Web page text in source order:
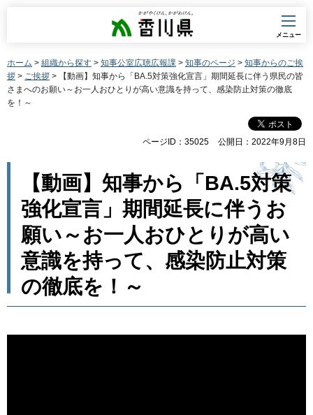
香川県
メニュー
ホーム > 組織から探す > 知事公室広聴広報課 > 知事のページ > 知事からのご挨
拶 > ご挨拶 > 【動画】知事から「BA.5対策強化宣言」期間延長に伴う県民の皆
さまへのお願い～お一人おひとりが高い意識を持って、感染防止対策の徹底
を！～
ページID：35025 公開日：2022年9月8日
【動画】知事から「BA.5対策
強化宣言」期間延長に伴うお
願い～お一人おひとりが高い
意識を持って、感染防止対策
の徹底を！～